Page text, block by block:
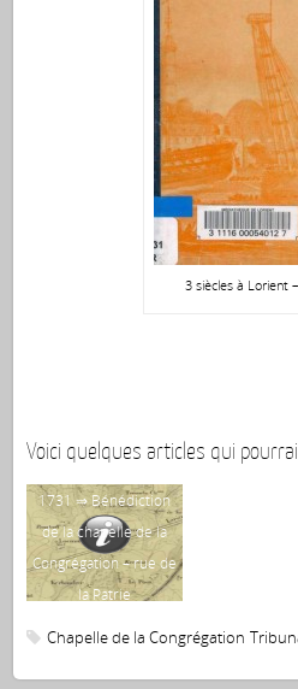
3 siècles à Lorient
Voici quelques articles qui
1731 ⇒ Bénédiction
de la chapelle de la
Congrégation – rue de
la Patrie
Chapelle de la Congrégation